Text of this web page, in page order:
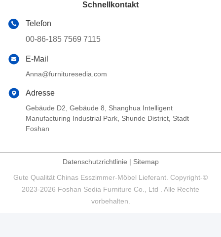
Schnellkontakt
Telefon
00-86-185 7569 7115
E-Mail
Anna@furnituresedia.com
Adresse
Gebäude D2, Gebäude 8, Shanghua Intelligent
Manufacturing Industrial Park, Shunde District, Stadt
Foshan
Datenschutzrichtlinie | Sitemap
Gute Qualität Chinas Esszimmer-Möbel Lieferant. Copyright-©
2023-2026 Foshan Sedia Furniture Co., Ltd . Alle Rechte
vorbehalten.